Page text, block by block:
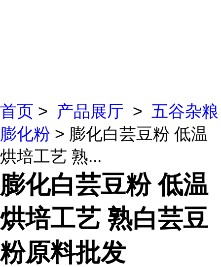
首页 > 产品展厅 > 五谷杂粮
膨化粉 > 膨化白芸豆粉 低温
烘培工艺 熟...
膨化白芸豆粉 低温
烘培工艺 熟白芸豆
粉原料批发